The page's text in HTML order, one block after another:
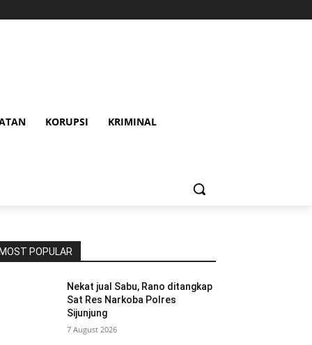
KORUPSI KRIMINAL
MOST POPULAR
Nekat jual Sabu, Rano ditangkap
Sat Res Narkoba Polres
Sijunjung
7 August 2026